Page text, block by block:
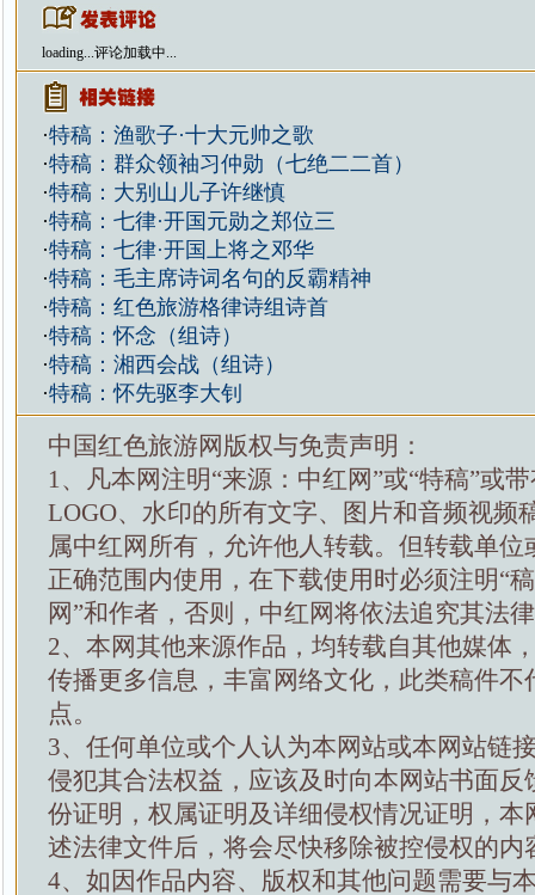
loading...评论加载中...
·特稿：渔歌子·十大元帅之歌
·特稿：群众领袖习仲勋（七绝二二首）
·特稿：大别山儿子许继慎
·特稿：七律·开国元勋之郑位三
·特稿：七律·开国上将之邓华
·特稿：毛主席诗词名句的反霸精神
·特稿：红色旅游格律诗组诗首
·特稿：怀念（组诗）
·特稿：湘西会战（组诗）
·特稿：怀先驱李大钊
中国红色旅游网版权与免责声明：
1、凡本网注明“来源：中红网”或“特稿”或
LOGO、水印的所有文字、图片和音频视频
属中红网所有，允许他人转载。但转载单位
正确范围内使用，在下载使用时必须注明“
网”和作者，否则，中红网将依法追究其法
2、本网其他来源作品，均转载自其他媒体
传播更多信息，丰富网络文化，此类稿件不
点。
3、任何单位或个人认为本网站或本网站链
侵犯其合法权益，应该及时向本网站书面反
份证明，权属证明及详细侵权情况证明，本
述法律文件后，将会尽快移除被控侵权的内
4、如因作品内容、版权和其他问题需要与